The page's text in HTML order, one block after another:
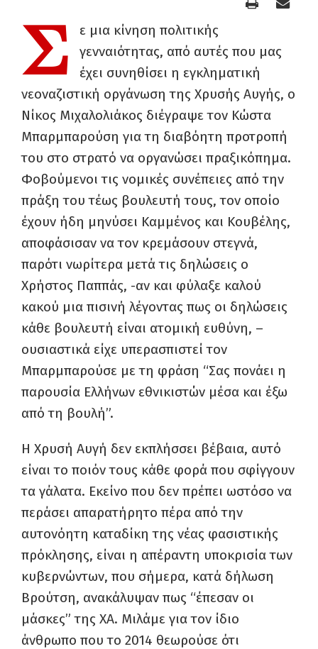
Σ
ε μια κίνηση πολιτικής
γενναιότητας, από αυτές που μας
έχει συνηθίσει η εγκληματική
νεοναζιστική οργάνωση της Χρυσής Αυγής, ο
Νίκος Μιχαλολιάκος διέγραψε τον Κώστα
Μπαρμπαρούση για τη διαβόητη προτροπή
του στο στρατό να οργανώσει πραξικόπημα.
Φοβούμενοι τις νομικές συνέπειες από την
πράξη του τέως βουλευτή τους, τον οποίο
έχουν ήδη μηνύσει Καμμένος και Κουβέλης,
αποφάσισαν να τον κρεμάσουν στεγνά,
παρότι νωρίτερα μετά τις δηλώσεις ο
Χρήστος Παππάς, -αν και φύλαξε καλού
κακού μια πισινή λέγοντας πως οι δηλώσεις
κάθε βουλευτή είναι ατομική ευθύνη, –
ουσιαστικά είχε υπερασπιστεί τον
Μπαρμπαρούσε με τη φράση “Σας πονάει η
παρουσία Ελλήνων εθνικιστών μέσα και έξω
από τη βουλή”.
Η Χρυσή Αυγή δεν εκπλήσσει βέβαια, αυτό
είναι το ποιόν τους κάθε φορά που σφίγγουν
τα γάλατα. Εκείνο που δεν πρέπει ωστόσο να
περάσει απαρατήρητο πέρα από την
αυτονόητη καταδίκη της νέας φασιστικής
πρόκλησης, είναι η απέραντη υποκρισία των
κυβερνώντων, που σήμερα, κατά δήλωση
Βρούτση, ανακάλυψαν πως “έπεσαν οι
μάσκες” της ΧΑ. Μιλάμε για τον ίδιο
άνθρωπο που το 2014 θεωρούσε ότι